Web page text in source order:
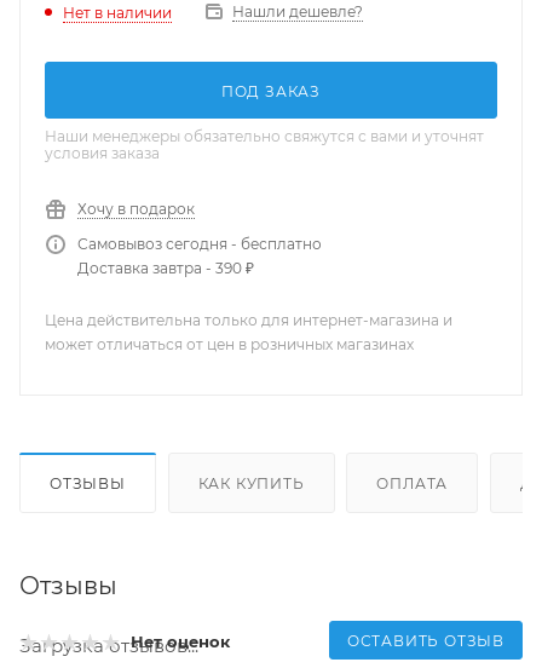
Нет в наличии Нашли дешевле?
ПОД ЗАКАЗ
Наши менеджеры обязательно свяжутся с вами и уточнят
условия заказа
Хочу в подарок
Самовывоз сегодня - бесплатно
Доставка завтра - 390 ₽
Цена действительна только для интернет-магазина и
может отличаться от цен в розничных магазинах
ОТЗЫВЫ КАК КУПИТЬ ОПЛАТА
Отзывы
Нет оценок ОСТАВИТЬ ОТЗЫВ
Загрузка отзывов...